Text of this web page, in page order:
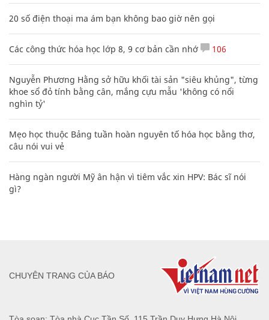
20 số điện thoại ma ám bạn không bao giờ nên gọi
Các công thức hóa học lớp 8, 9 cơ bản cần nhớ 106
Nguyễn Phương Hằng sở hữu khối tài sản "siêu khủng", từng
khoe sổ đỏ tính bằng cân, mắng cựu mẫu 'không có nổi
nghìn tỷ'
Mẹo học thuộc Bảng tuần hoàn nguyên tố hóa học bằng thơ,
câu nói vui vẻ
Hàng ngàn người Mỹ ân hận vì tiêm vắc xin HPV: Bác sĩ nói
gì?
CHUYÊN TRANG CỦA BÁO